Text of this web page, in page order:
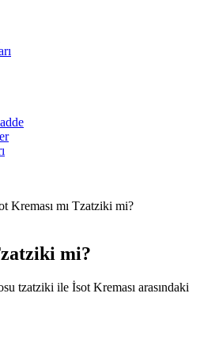
Kreması mı Tzatziki mi?
mi?
tzatziki ile İsot Kreması arasındaki